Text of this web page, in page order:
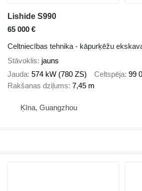
Lishide S990
65 000 €
Celtniecības tehnika - kāpurķēžu
Stāvoklis jauns
Jauda 574 kW (780 ZS) Celtspēja 99
Rakšanas dziļums 7,45 m
Ķīna, Guangzhou